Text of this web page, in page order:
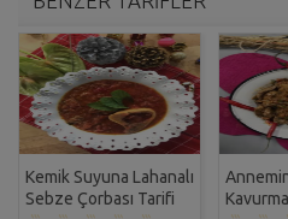
Kemik Suyuna Lahanalı
Sebze Çorbası Tarifi